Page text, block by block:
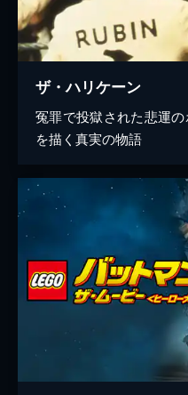
ザ・ハリケーン
冤罪で投獄された悲運
を描く真実の物語